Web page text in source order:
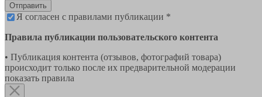
Отправить
Я согласен с правилами публикации *
Правила публикации пользовательского контента
• Публикация контента (отзывов, фотографий товара)
происходит только после их предварительной модерации
показать правила